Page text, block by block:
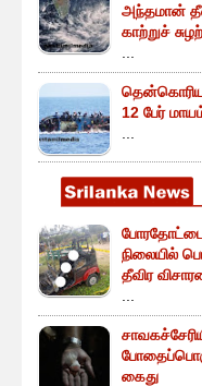
அந்தமான்
காற்றுச்
12 பேர்
போரதோட்டை
நிலையில்
தீவிர
கைது